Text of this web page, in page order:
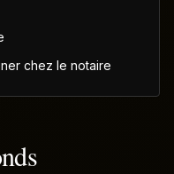
chez le notaire